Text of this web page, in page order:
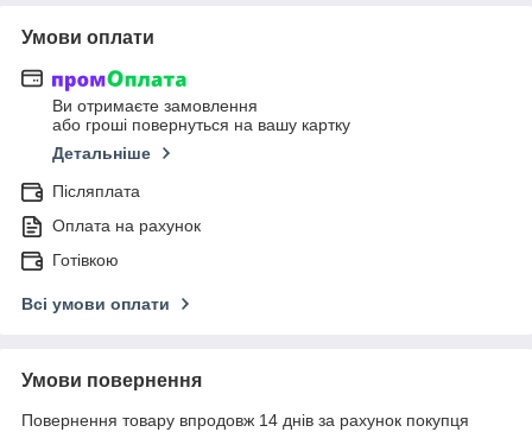
Умови оплати
Ви отримаєте замовлення
або гроші повернуться на вашу картку
Детальніше
Післяплата
Оплата на рахунок
Готівкою
Всі умови оплати
Умови повернення
Повернення товару впродовж 14 днів за рахунок покупця